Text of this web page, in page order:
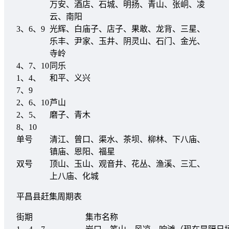
万安、酒店、石城、明扬、青山、张峒、凌
云、南阳
3、6、9 光辉、白庙子、店子、果敢、龙背、三星、
乐丰、尹家、玉井、阴灵山、石门、金光、
寺岭
4、7、10 同乐
1、4、
7、9
和平、义兴
2、6、10芦山
2、5、
8、10
磨子、青木
单号
清江、曾口、渠水、茶坝、柳林、下八庙、
镇庙、恩阳、福星
双号
顶山、玉山、观音井、花丛、渔溪、三汇、
上八庙、化城
平昌县赶集周期表
街期
集市名称